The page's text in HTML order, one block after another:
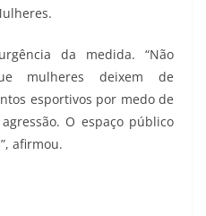
da medida. “Não
mulheres deixem de
esportivos por medo de
O espaço público
afirmou.